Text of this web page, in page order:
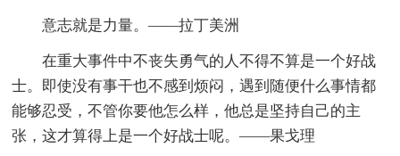
意志就是力量。——拉丁美洲
在重大事件中不丧失勇气的人不得不算是一个好战
士。即使没有事干也不感到烦闷，遇到随便什么事情都
能够忍受，不管你要他怎么样，他总是坚持自己的主
张，这才算得上是一个好战士呢。——果戈理